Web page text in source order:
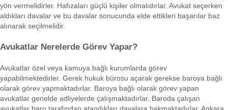
yön vermelidirler. Hafızaları güçlü kişiler olmalıdırlar. Avukat seçerken
aldıkları davalar ve bu davalar sonucunda elde ettikleri başarılar baz
alınarak seçilmelidir.
Avukatlar Nerelerde Görev Yapar?
Avukatlar özel veya kamuya bağlı kurumlarda görev
yapabilmektedirler. Gerek hukuk bürosu açarak gerekse baroya bağlı
olarak görev yapmaktadırlar. Baroya bağlı olarak görev yapan
avukatlar genelde adliyelerde çalışmaktadırlar. Baroda çalışan
avukatlar baro tarafından atandıkları davalara bakmaktadırlar. Ankara